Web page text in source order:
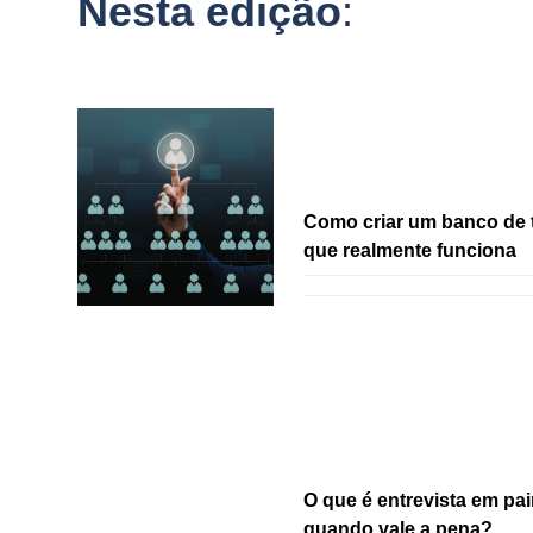
Nesta edição:
Como criar um banco de
que realmente funciona
O que é entrevista em
quando vale a pena?